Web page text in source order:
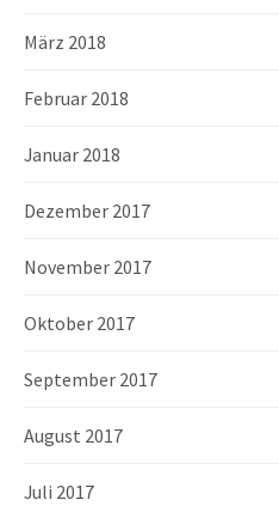
März 2018
Februar 2018
Januar 2018
Dezember 2017
November 2017
Oktober 2017
September 2017
August 2017
Juli 2017